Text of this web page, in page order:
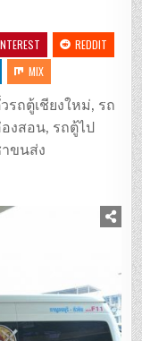
REDDIT
MIX
รถตู้เชียงใหม่, รถ
งสอน, รถตู้ไป
ขนส่ง